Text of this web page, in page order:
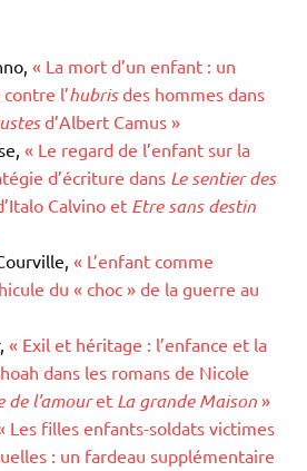
« La mort d’un enfant : un
l’hubrisdes hommes dans
d’Albert Camus »
« Le regard de l’enfant sur la
d’écriture dans Le sentier des
Calvino et Etre sans destin
« L’enfant comme
du « choc » de la guerre au
« Exil et héritage : l’enfance et la
dans les romans de Nicole
de l’amouret La grande Maison »
Les filles enfants-soldats victimes
: un fardeau supplémentaire